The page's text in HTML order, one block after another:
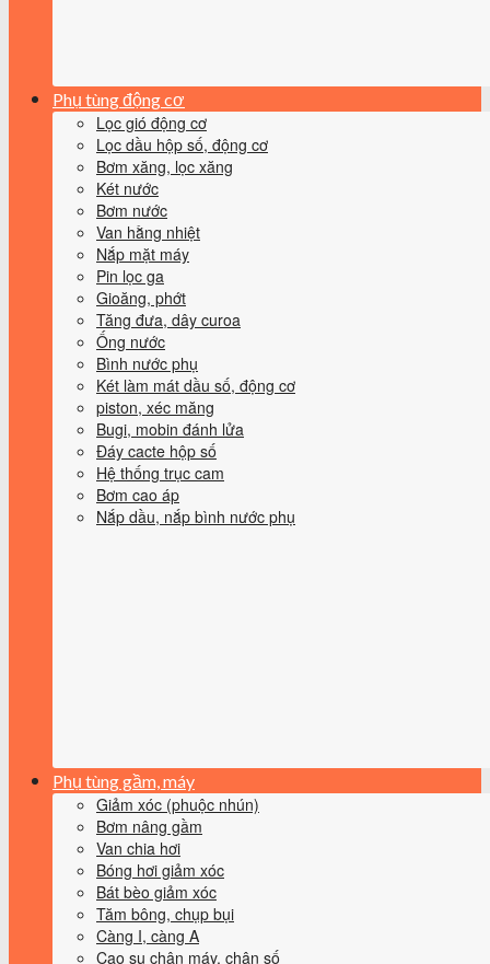
Phụ tùng động cơ
Lọc gió động cơ
Lọc dầu hộp số, động cơ
Bơm xăng, lọc xăng
Két nước
Bơm nước
Van hằng nhiệt
Nắp mặt máy
Pin lọc ga
Gioăng, phớt
Tăng đưa, dây curoa
Ống nước
Bình nước phụ
Két làm mát dầu số, động cơ
piston, xéc măng
Bugi, mobin đánh lửa
Đáy cacte hộp số
Hệ thống trục cam
Bơm cao áp
Nắp dầu, nắp bình nước phụ
Phụ tùng gầm, máy
Giảm xóc (phuộc nhún)
Bơm nâng gầm
Van chia hơi
Bóng hơi giảm xóc
Bát bèo giảm xóc
Tăm bông, chụp bụi
Càng I, càng A
Cao su chân máy, chân số